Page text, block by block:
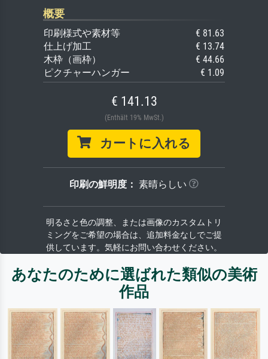
概要
印刷様式や素材等
€ 81.63
仕上げ加工
€ 13.74
木枠（画枠）
€ 44.66
ピクチャーハンガー
€ 1.09
€ 141.13
(Enthält 19% MwSt.)
カートに入れる
印刷の鮮明度： 素晴らしい
明るさと色の調整、または画像のカスタムトリ
ミングをご希望の場合は、追加料金なしでご提
供しています。気軽にお問い合わせください。
あなたのために選ばれた類似の美術
作品